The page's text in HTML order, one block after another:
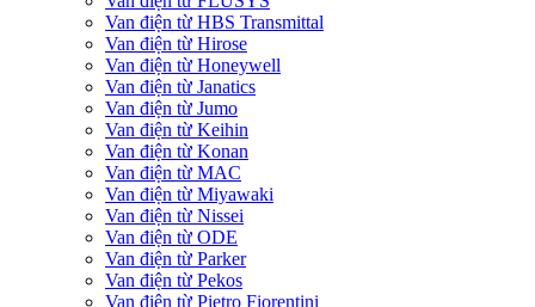
Van điện từ HBS Transmittal
Van điện từ Hirose
Van điện từ Honeywell
Van điện từ Janatics
Van điện từ Jumo
Van điện từ Keihin
Van điện từ Konan
Van điện từ MAC
Van điện từ Miyawaki
Van điện từ Nissei
Van điện từ ODE
Van điện từ Parker
Van điện từ Pekos
Van điện từ Pietro Fiorentini